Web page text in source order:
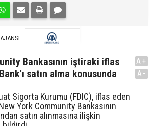
Bankasının iştiraki iflas
satın alma konusunda
Sigorta Kurumu (FDIC), iflas eden
York Community Bankasının
satın alınmasına ilişkin
A+
A-